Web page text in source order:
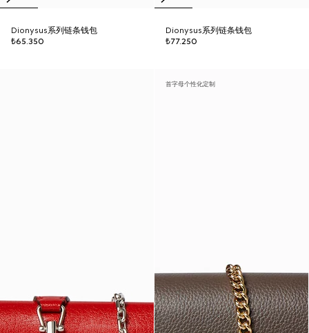
Dionysus系列链条钱包
₺65.350
Dionysus系列链条钱包
₺77.250
首字母个性化定制